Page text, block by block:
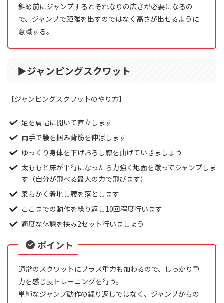
斜め前にジャンプするとそれなりの広さが必要になるの
で、ジャンプで距離を出すのではなく高さが出せるように
意識する。
▶︎ジャンピングスクワット
【ジャンピングスクワットのやり方】
足を肩幅に開いて直立します
両手で腰を掴み背筋を伸ばします
ゆっくり身体を下げおろし膝を曲げていきましょう
太ももと床が平行になったら力強く地面を蹴ってジャンプしま
す（自分が飛べる最大の力で飛びます）
柔らかく着地し腰を落とします
ここまでの動作を繰り返し10回程度行います
適度な休憩を挟み2セット行いましょう
ポイント
通常のスクワットにプラス重力も加わるので、しっかり重
力を感じ長トレーニングを行う。
単純なジャンプ動作の繰り返しではなく、ジャンプからの